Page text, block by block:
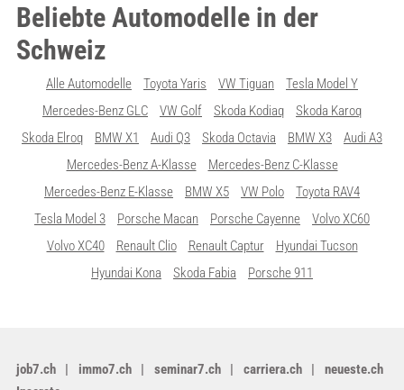
Beliebte Automodelle in der
Schweiz
Alle Automodelle Toyota Yaris VW Tiguan
Tesla Model Y
Mercedes-Benz GLC
VW Golf Skoda Kodiaq
Skoda Karoq
Skoda Elroq
BMW X1 Audi Q3 Skoda Octavia BMW X3
Audi A3
Mercedes-Benz A-Klasse
Mercedes-Benz C-Klasse
Mercedes-Benz E-Klasse
BMW X5 VW Polo
Toyota RAV4
Tesla Model 3
Porsche Macan Porsche Cayenne
Volvo XC60
Volvo XC40
Renault Clio Renault Captur
Hyundai Tucson
Hyundai Kona
Skoda Fabia Porsche 911
job7.ch immo7.ch seminar7.ch carriera.ch
neueste.ch